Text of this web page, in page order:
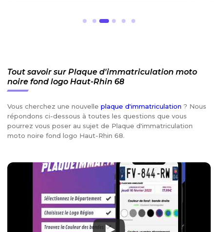
Tout savoir sur Plaque d'immatriculation moto
noire fond logo Haut-Rhin 68
Vous cherchez une nouvelle plaque d'immatriculation ? Nous
répondons ci-dessous à toutes les questions que vous
pourrez vous poser au sujet de Plaque d'immatriculation
moto noire fond logo Haut-Rhin 68.